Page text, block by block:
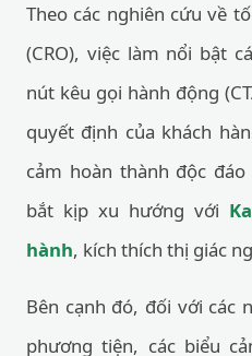
Theo các nghiên cứu về
(CRO), việc làm nổi bật
nút kêu gọi hành động
quyết định của khách
cảm hoàn thành độc
bắt kịp xu hướng với
hành, kích thích thị giác
Bên cạnh đó, đối với các
phương tiện, các biểu